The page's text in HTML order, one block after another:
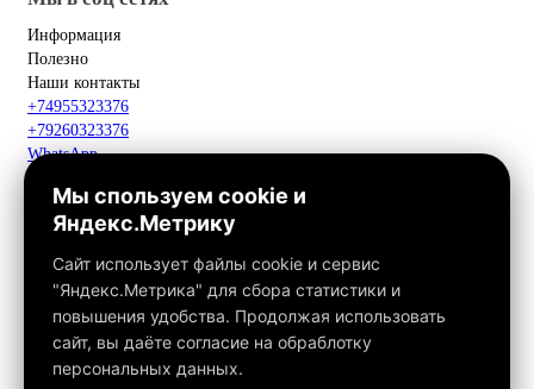
Информация
Полезно
Наши контакты
+74955323376
+79260323376
WhatsApp
Макс
info@fox-kamin.ru
Наш адрес
Московская область, г. Павловский Посад, дер. Фатеево, д. 3П,
офис 113
Работаем с 10:00 до 18:00
Связаться с нами
Мы спользуем cookie и
Яндекс.Метрику
Сайт использует файлы cookie и сервис
"Яндекс.Метрика" для сбора статистики и
повышения удобства. Продолжая использовать
сайт, вы даёте согласие на обраблотку
персональных данных.